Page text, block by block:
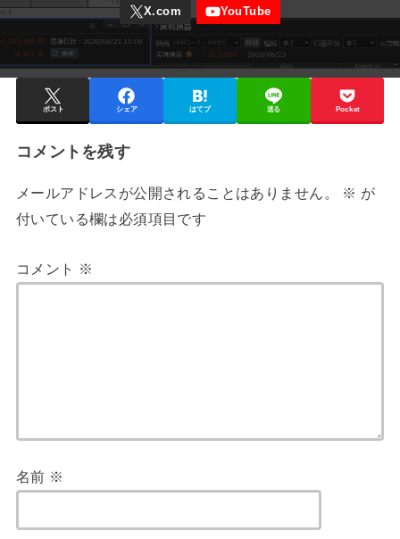
ポスト シェア はてブ 送る Pocket
コメントを残す
メールアドレスが公開されることはありません。 ※ が
付いている欄は必須項目です
コメント ※
名前 ※